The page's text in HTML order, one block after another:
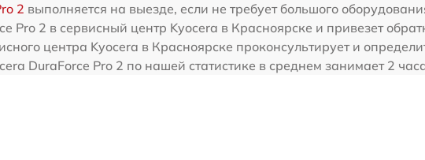
2 выполняется на выезде, если не требует большого
Pro 2 в сервисный центр Kyocera в Красноярске и привезет
центра Kyocera в Красноярске проконсультирует и
DuraForce Pro 2 по нашей статистике в среднем занимает 2